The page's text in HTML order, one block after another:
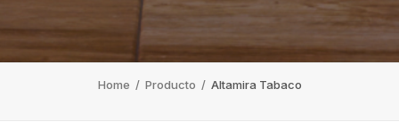
Home / Producto / Altamira Tabaco